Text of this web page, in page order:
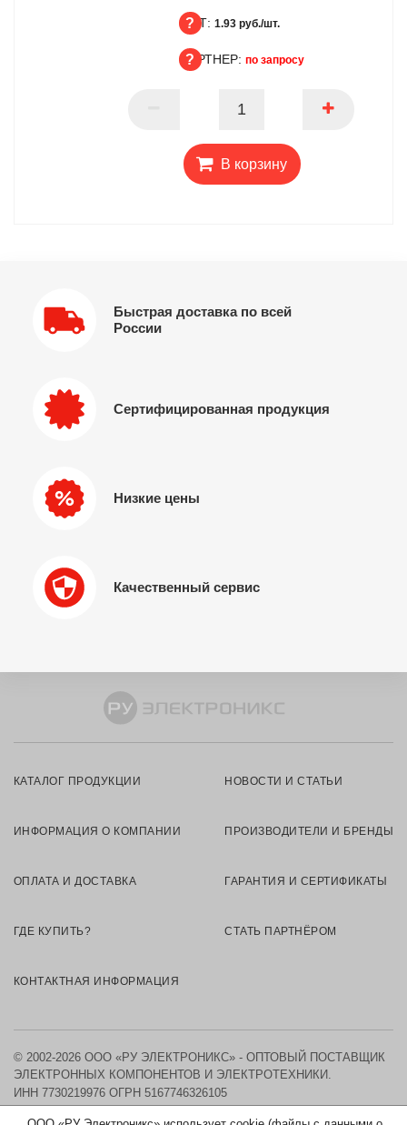
ОПТ: 1.93 руб./шт.
ПАРТНЕР: по запросу
В корзину
Быстрая доставка по всей
России
Сертифицированная продукция
Низкие цены
Качественный сервис
КАТАЛОГ ПРОДУКЦИИ НОВОСТИ И СТАТЬИ
ИНФОРМАЦИЯ О КОМПАНИИ ПРОИЗВОДИТЕЛИ И БРЕНДЫ
ОПЛАТА И ДОСТАВКА ГАРАНТИЯ И СЕРТИФИКАТЫ
ГДЕ КУПИТЬ? СТАТЬ ПАРТНЁРОМ
КОНТАКТНАЯ ИНФОРМАЦИЯ
© 2002-2026 ООО «РУ ЭЛЕКТРОНИКС» - ОПТОВЫЙ ПОСТАВЩИК
ЭЛЕКТРОННЫХ КОМПОНЕНТОВ И ЭЛЕКТРОТЕХНИКИ.
ИНН 7730219976 ОГРН 5167746326105